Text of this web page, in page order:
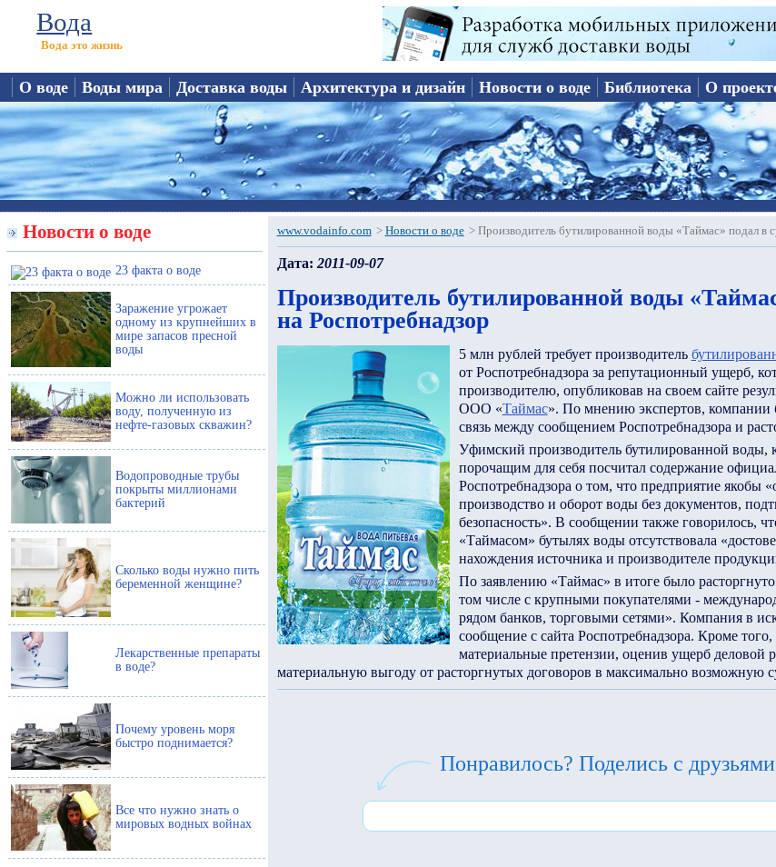
Вода
Вода это жизнь
О воде Воды мира Доставка воды Архитектура и дизайн Новости о воде Библиотека О
Новости о воде
23 факта о воде
Заражение угрожает
одному из крупнейших в
мире запасов пресной
воды
Можно ли использовать
воду, полученную из
нефте-газовых скважин?
Водопроводные трубы
покрыты миллионами
бактерий
Сколько воды нужно пить
беременной женщине?
Лекарственные препараты
в воде?
Почему уровень моря
быстро поднимается?
Все что нужно знать о
мировых водных войнах
www.vodainfo.com > Новости о воде > Производитель бутилированной воды «Таймас» подал в
Дата: 2011-09-07
Производитель бутилированной воды
на Роспотребнадзор
5 млн рублей требует производитель
от Роспотребнадзора за репутационный ущерб,
производителю, опубликовав на своем сайте
ООО «Таймас». По мнению экспертов, компании
связь между сообщением Роспотребнадзора и
Уфимский производитель бутилированной воды,
порочащим для себя посчитал содержание
Роспотребнадзора о том, что предприятие якобы
производство и оборот воды без документов,
безопасность». В сообщении также говорилось,
«Таймасом» бутылях воды отсутствовала
нахождения источника и производителе
По заявлению «Таймас» в итоге было
том числе с крупными покупателями -
рядом банков, торговыми сетями». Компания в
сообщение с сайта Роспотребнадзора. Кроме
материальные претензии, оценив ущерб деловой
материальную выгоду от расторгнутых договоров в максимально возможную
Понравилось? Поделись с